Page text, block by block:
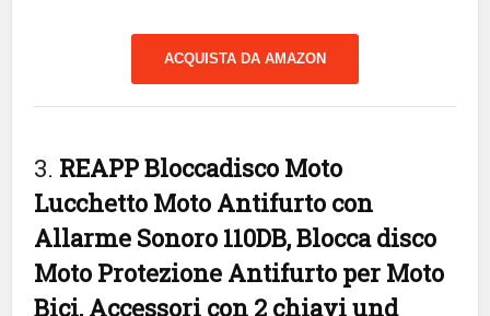
ACQUISTA DA AMAZON
3. REAPP Bloccadisco Moto
Lucchetto Moto Antifurto con
Allarme Sonoro 110DB, Blocca disco
Moto Protezione Antifurto per Moto
Bici, Accessori con 2 chiavi und